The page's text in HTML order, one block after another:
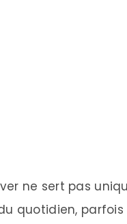
ne sert pas
quotidien,